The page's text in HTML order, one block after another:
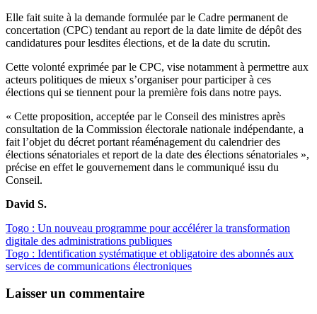
Elle fait suite à la demande formulée par le Cadre permanent de
concertation (CPC) tendant au report de la date limite de dépôt des
candidatures pour lesdites élections, et de la date du scrutin.
Cette volonté exprimée par le CPC, vise notamment à permettre aux
acteurs politiques de mieux s’organiser pour participer à ces
élections qui se tiennent pour la première fois dans notre pays.
« Cette proposition, acceptée par le Conseil des ministres après
consultation de la Commission électorale nationale indépendante, a
fait l’objet du décret portant réaménagement du calendrier des
élections sénatoriales et report de la date des élections sénatoriales »,
précise en effet le gouvernement dans le communiqué issu du
Conseil.
David S.
Navigation
de
l’article
Togo : Un nouveau programme pour accélérer la transformation
digitale des administrations publiques
Togo : Identification systématique et obligatoire des abonnés aux
services de communications électroniques
Laisser un commentaire